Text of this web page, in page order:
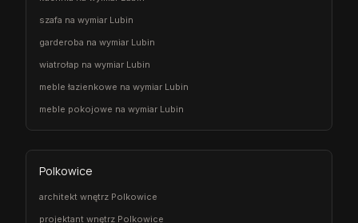
szafa na wymiar Lubin
garderoba na wymiar Lubin
wiatrołap na wymiar Lubin
meble łazienkowe na wymiar Lubin
meble pokojowe na wymiar Lubin
Polkowice
architekt wnętrz Polkowice
projektant wnętrz Polkowice